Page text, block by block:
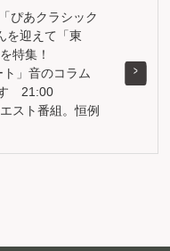
ぴあクラシック
を迎えて「東
特集！
」音のコラム
す 21:00
スト番組。恒例